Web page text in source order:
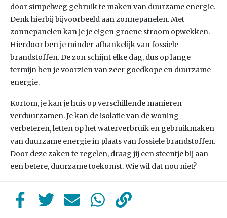
door simpelweg gebruik te maken van duurzame energie.
Denk hierbij bijvoorbeeld aan zonnepanelen. Met
zonnepanelen kan je je eigen groene stroom opwekken.
Hierdoor ben je minder afhankelijk van fossiele
brandstoffen. De zon schijnt elke dag, dus op lange
termijn ben je voorzien van zeer goedkope en duurzame
energie.
Kortom, je kan je huis op verschillende manieren
verduurzamen. Je kan de isolatie van de woning
verbeteren, letten op het waterverbruik en gebruikmaken
van duurzame energie in plaats van fossiele brandstoffen.
Door deze zaken te regelen, draag jij een steentje bij aan
een betere, duurzame toekomst. Wie wil dat nou niet?